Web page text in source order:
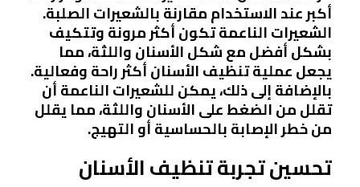
أكبر عند الاستخدام مقارنة بالشعيرات الصلبة.
الشعيرات الناعمة تكون أكثر مرونة وتتكيف
بشكل أفضل مع شكل الأسنان واللثة، مما
يجعل عملية تنظيف الأسنان أكثر راحة وفعالية.
بالإضافة إلى ذلك، يمكن للشعيرات الناعمة أن
تقلل من الضغط على الأسنان واللثة، مما يقلل
من خطر الإصابة بالحساسية أو التهيج.
تحسين تجربة تنظيف الأسنان